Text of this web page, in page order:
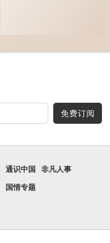
免费订阅
通识中国 非凡人事
国情专题